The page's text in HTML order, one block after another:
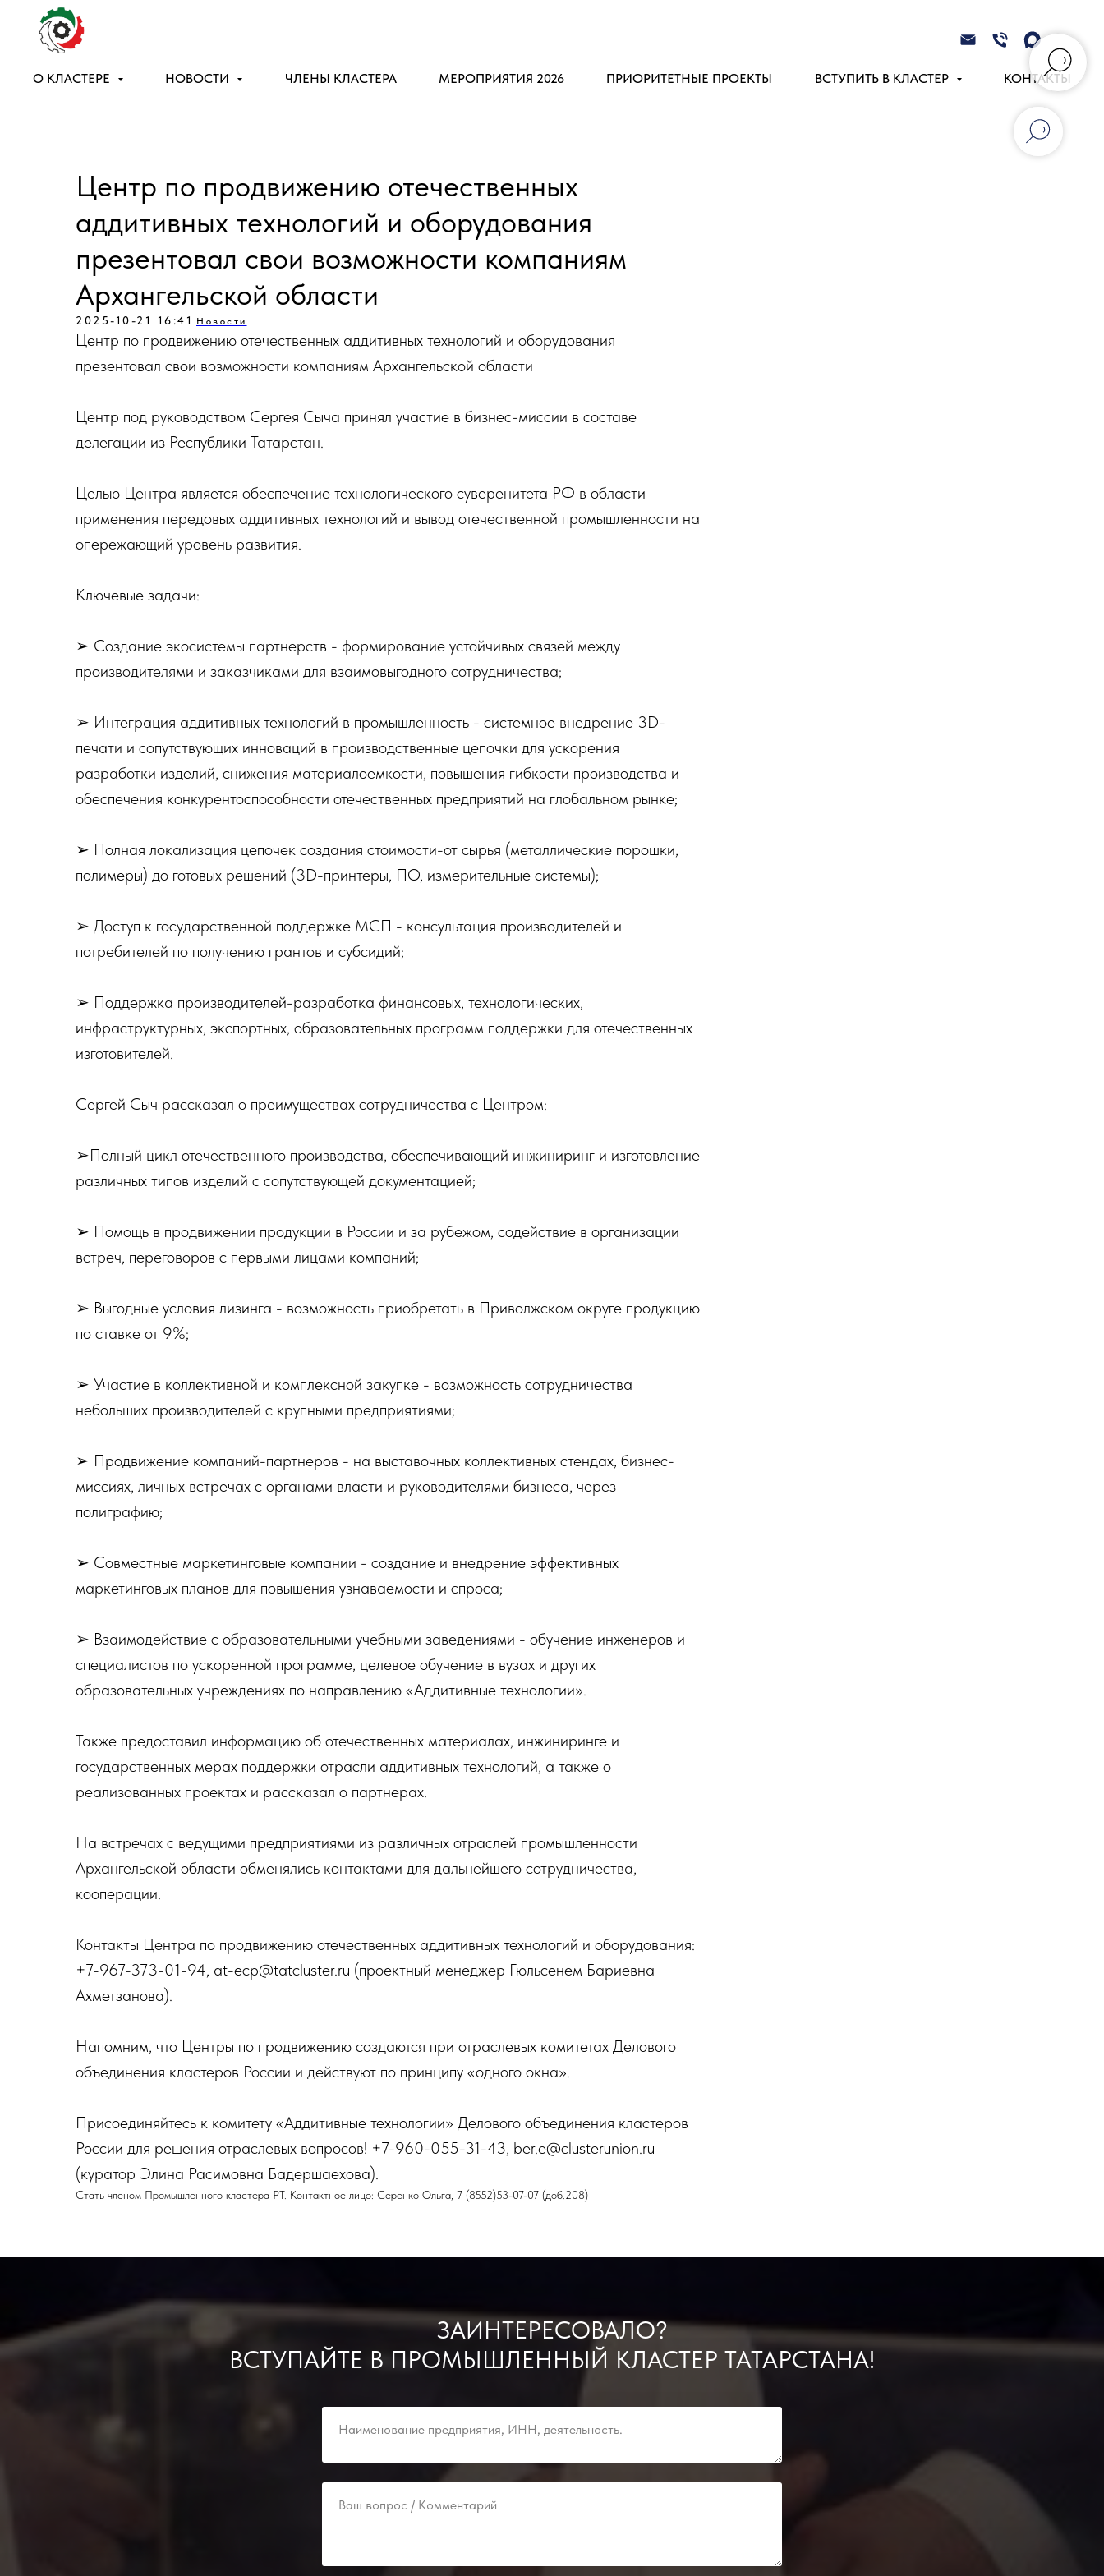
О КЛАСТЕРЕ НОВОСТИ ЧЛЕНЫ КЛАСТЕРА МЕРОПРИЯТИЯ 2026 ПРИОРИТЕТНЫЕ ПРОЕКТЫ ВСТУПИТЬ В КЛАСТЕР КОНТАКТЫ
Центр по продвижению отечественных
аддитивных технологий и оборудования
презентовал свои возможности компаниям
Архангельской области
2025-10-21 16:41 Новости
Центр по продвижению отечественных аддитивных технологий и оборудования
презентовал свои возможности компаниям Архангельской области
Центр под руководством Сергея Сыча принял участие в бизнес-миссии в составе
делегации из Республики Татарстан.
Целью Центра является обеспечение технологического суверенитета РФ в области
применения передовых аддитивных технологий и вывод отечественной промышленности на
опережающий уровень развития.
Ключевые задачи:
➢ Создание экосистемы партнерств - формирование устойчивых связей между
производителями и заказчиками для взаимовыгодного сотрудничества;
➢ Интеграция аддитивных технологий в промышленность - системное внедрение 3D-
печати и сопутствующих инноваций в производственные цепочки для ускорения
разработки изделий, снижения материалоемкости, повышения гибкости производства и
обеспечения конкурентоспособности отечественных предприятий на глобальном рынке;
➢ Полная локализация цепочек создания стоимости-от сырья (металлические порошки,
полимеры) до готовых решений (3D-принтеры, ПО, измерительные системы);
➢ Доступ к государственной поддержке МСП - консультация производителей и
потребителей по получению грантов и субсидий;
➢ Поддержка производителей-разработка финансовых, технологических,
инфраструктурных, экспортных, образовательных программ поддержки для отечественных
изготовителей.
Сергей Сыч рассказал о преимуществах сотрудничества с Центром:
➢Полный цикл отечественного производства, обеспечивающий инжиниринг и изготовление
различных типов изделий с сопутствующей документацией;
➢ Помощь в продвижении продукции в России и за рубежом, содействие в организации
встреч, переговоров с первыми лицами компаний;
➢ Выгодные условия лизинга - возможность приобретать в Приволжском округе продукцию
по ставке от 9%;
➢ Участие в коллективной и комплексной закупке - возможность сотрудничества
небольших производителей с крупными предприятиями;
➢ Продвижение компаний-партнеров - на выставочных коллективных стендах, бизнес-
миссиях, личных встречах с органами власти и руководителями бизнеса, через
полиграфию;
➢ Совместные маркетинговые компании - создание и внедрение эффективных
маркетинговых планов для повышения узнаваемости и спроса;
➢ Взаимодействие с образовательными учебными заведениями - обучение инженеров и
специалистов по ускоренной программе, целевое обучение в вузах и других
образовательных учреждениях по направлению «Аддитивные технологии».
Также предоставил информацию об отечественных материалах, инжиниринге и
государственных мерах поддержки отрасли аддитивных технологий, а также о
реализованных проектах и рассказал о партнерах.
На встречах с ведущими предприятиями из различных отраслей промышленности
Архангельской области обменялись контактами для дальнейшего сотрудничества,
кооперации.
Контакты Центра по продвижению отечественных аддитивных технологий и оборудования:
+7-967-373-01-94, at-ecp@tatcluster.ru (проектный менеджер Гюльсенем Бариевна
Ахметзанова).
Напомним, что Центры по продвижению создаются при отраслевых комитетах Делового
объединения кластеров России и действуют по принципу «одного окна».
Присоединяйтесь к комитету «Аддитивные технологии» Делового объединения кластеров
России для решения отраслевых вопросов! +7-960-055-31-43, ber.e@clusterunion.ru
(куратор Элина Расимовна Бадершаехова).
Стать членом Промышленного кластера РТ. Контактное лицо: Серенко Ольга, 7 (8552)53-07-07 (доб.208)
ЗАИНТЕРЕСОВАЛО?
ВСТУПАЙТЕ В ПРОМЫШЛЕННЫЙ КЛАСТЕР ТАТАРСТАНА!